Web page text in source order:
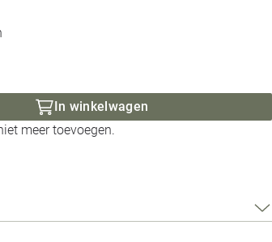
Alle
In winkelwagen
meer toevoegen.